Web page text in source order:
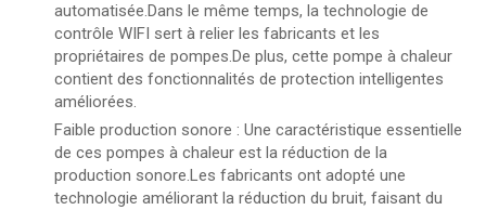
automatisée.Dans le même temps, la technologie de
contrôle WIFI sert à relier les fabricants et les
propriétaires de pompes.De plus, cette pompe à chaleur
contient des fonctionnalités de protection intelligentes
améliorées.
Faible production sonore : Une caractéristique essentielle
de ces pompes à chaleur est la réduction de la
production sonore.Les fabricants ont adopté une
technologie améliorant la réduction du bruit, faisant du